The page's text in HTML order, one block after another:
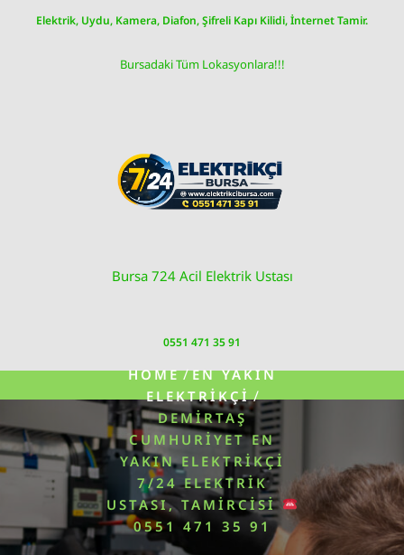
Elektrik, Uydu, Kamera, Diafon, Şifreli Kapı Kilidi, İnternet Tamir.
Bursadaki Tüm Lokasyonlara!!!
Bursa 724 Acil Elektrik Ustası
0551 471 35 91
HOME/EN YAKIN
ELEKTRIKÇI/
DEMIRTAŞ
CUMHURIYET EN
YAKIN ELEKTRIKÇI
7/24 ELEKTRIK
USTASI, TAMIRCISI
0551 471 35 91